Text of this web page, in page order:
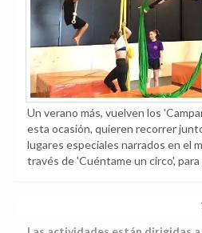
Un verano más, vuelven los
esta ocasión, quieren recorrer
lugares especiales narrados en el
través de 'Cuéntame un circo',